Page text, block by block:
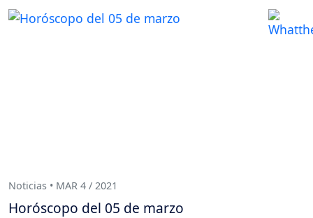
Noticias • MAR 4 / 2021
Horóscopo del 05 de marzo